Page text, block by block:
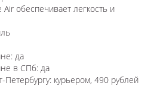
Air обеспечивает легкость и
да
в СПб: да
Петербургу: курьером, 490 рублей